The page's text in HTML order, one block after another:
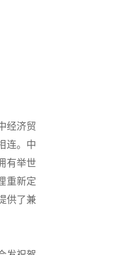
经济贸
连。中
有举世
重新定
供了兼